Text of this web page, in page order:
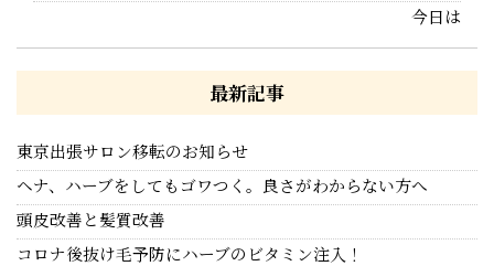
今日は
最新記事
東京出張サロン移転のお知らせ
ヘナ、ハーブをしてもゴワつく。良さがわからない方へ
頭皮改善と髪質改善
コロナ後抜け毛予防にハーブのビタミン注入！